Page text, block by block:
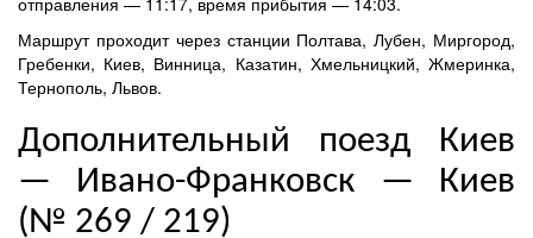
Маршрут проходит через станции Полтава, Лубен, Миргород,
Гребенки, Киев, Винница, Казатин, Хмельницкий, Жмеринка,
Тернополь, Львов.
Дополнительный поезд Киев
— Ивано-Франковск — Киев
(№ 269 / 219)